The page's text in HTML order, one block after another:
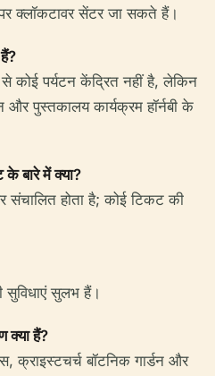
क्लॉकटावर सेंटर जा सकते हैं।
कोई पर्यटन केंद्रित नहीं है, लेकिन
और पुस्तकालय कार्यक्रम हॉर्नबी के
बारे में क्या?
संचालित होता है; कोई टिकट की
सुविधाएं सुलभ हैं।
क्या हैं?
क्राइस्टचर्च बॉटनिक गार्डन और